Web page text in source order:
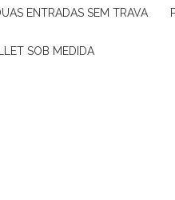
ENTRADAS SEM TRAVA
SOB MEDIDA